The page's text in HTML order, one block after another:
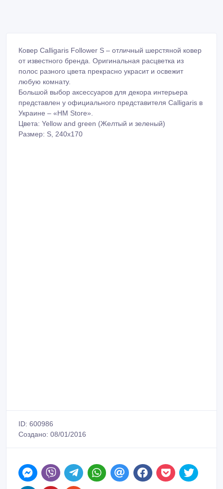
Ковер Calligaris Follower S – отличный шерстяной ковер
от известного бренда. Оригинальная расцветка из
полос разного цвета прекрасно украсит и освежит
любую комнату.
Большой выбор аксессуаров для декора интерьера
представлен у официального представителя Calligaris в
Украине – «HM Store».
Цвета: Yellow and green (Желтый и зеленый)
Размер: S, 240х170
ID: 600986
Создано: 08/01/2016